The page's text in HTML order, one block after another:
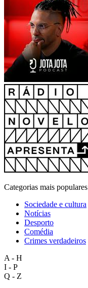
Categorias mais populares
Sociedade e cultura
Notícias
Desporto
Comédia
Crimes verdadeiros
A - H
I - P
Q - Z